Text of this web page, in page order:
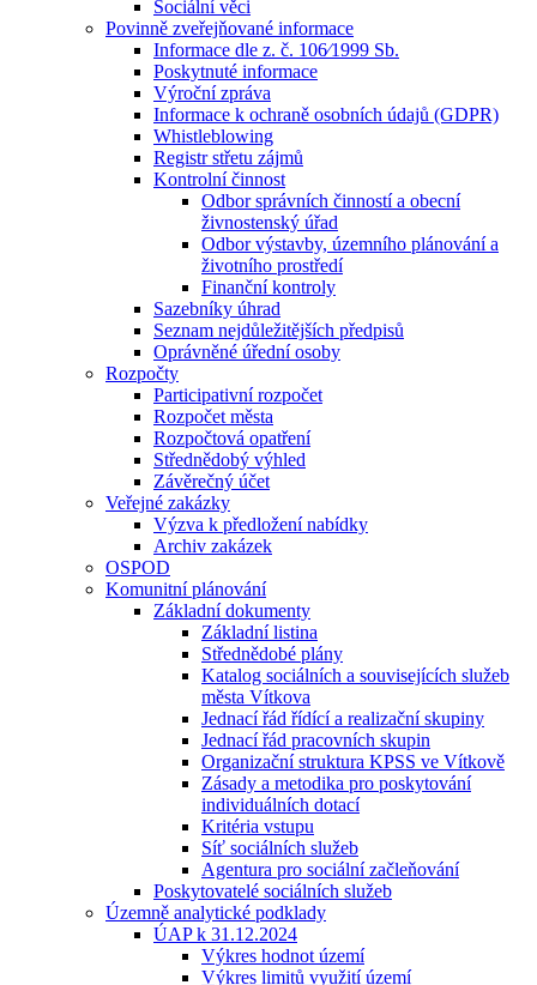
Sociální věci
Povinně zveřejňované informace
Informace dle z. č. 106⁄1999 Sb.
Poskytnuté informace
Výroční zpráva
Informace k ochraně osobních údajů (GDPR)
Whistleblowing
Registr střetu zájmů
Kontrolní činnost
Odbor správních činností a obecní
živnostenský úřad
Odbor výstavby, územního plánování a
životního prostředí
Finanční kontroly
Sazebníky úhrad
Seznam nejdůležitějších předpisů
Oprávněné úřední osoby
Rozpočty
Participativní rozpočet
Rozpočet města
Rozpočtová opatření
Střednědobý výhled
Závěrečný účet
Veřejné zakázky
Výzva k předložení nabídky
Archiv zakázek
OSPOD
Komunitní plánování
Základní dokumenty
Základní listina
Střednědobé plány
Katalog sociálních a souvisejících služeb
města Vítkova
Jednací řád řídící a realizační skupiny
Jednací řád pracovních skupin
Organizační struktura KPSS ve Vítkově
Zásady a metodika pro poskytování
individuálních dotací
Kritéria vstupu
Síť sociálních služeb
Agentura pro sociální začleňování
Poskytovatelé sociálních služeb
Územně analytické podklady
ÚAP k 31.12.2024
Výkres hodnot území
Výkres limitů využití území